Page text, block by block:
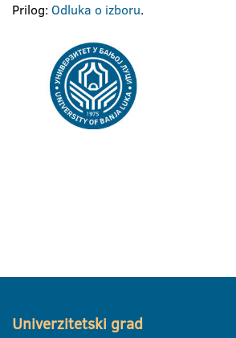
Prilog: Odluka o izboru.
Univerzitetski grad